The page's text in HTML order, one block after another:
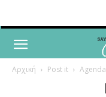
Αρχική Post it Agenda